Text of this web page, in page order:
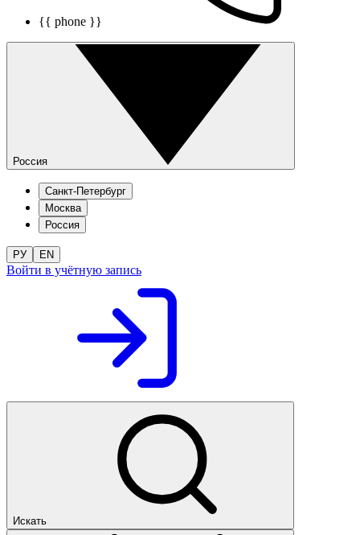
{{ phone }}
Россия
Санкт-Петербург
Москва
Россия
РУ EN
Войти в учётную запись
Искать